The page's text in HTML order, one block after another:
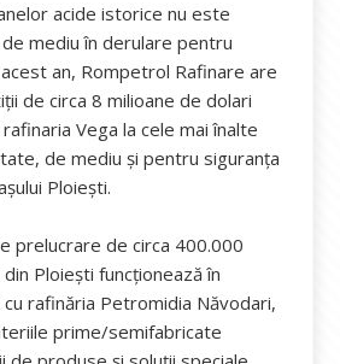
acide istorice nu este
mediu în derulare pentru
an, Rompetrol Rafinare are
de circa 8 milioane de dolari
Vega la cele mai înalte
de mediu şi pentru siguranţa
Ploieşti.
prelucrare de circa 400.000
Ploiești funcţionează în
rafinăria Petromidia Năvodari,
prime/semifabricate